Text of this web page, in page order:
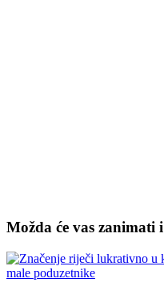
Možda će vas zanimati